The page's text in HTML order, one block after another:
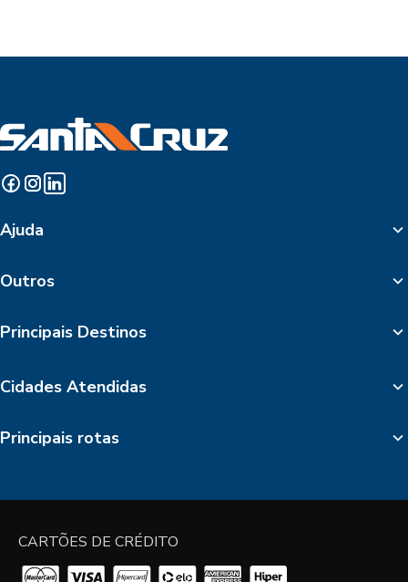
Ajuda
Outros
Principais Destinos
Cidades Atendidas
Principais rotas
CARTÕES DE CRÉDITO